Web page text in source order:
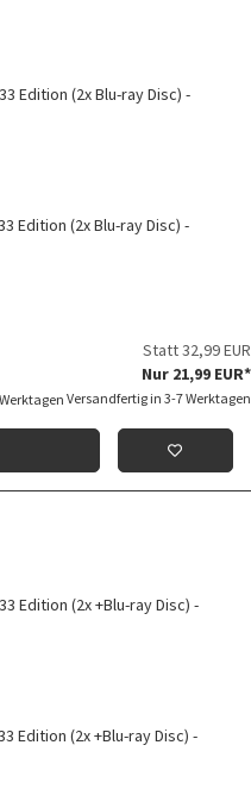
Edition (2x Blu-ray Disc) -
Statt 32,99 EUR
Nur 21,99 EUR*
Versandfertig in 3-7 Werktagen
Edition (2x +Blu-ray Disc) -